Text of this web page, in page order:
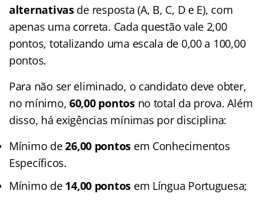
alternativasde resposta (A, B, C, D e E), com
apenas uma correta. Cada questão vale 2,00
pontos, totalizando uma escala de 0,00 a 100,00
pontos.
Para não ser eliminado, o candidato deve obter,
no mínimo,60,00 pontosno total da prova. Além
disso, há exigências mínimas por disciplina:
Mínimo de26,00 pontos em Conhecimentos
Específicos.
Mínimo de 14,00 pontos em Língua Portuguesa;